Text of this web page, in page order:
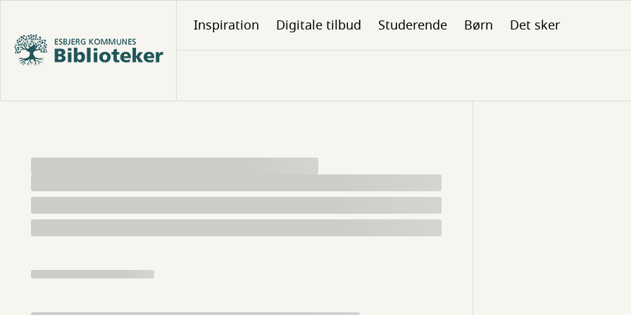
hovedindhold
Inspiration Digitale tilbud Studerende Børn Det sker